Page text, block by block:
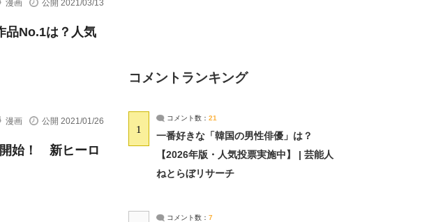
漫画 公開 2021/03/13
品No.1は？人気
漫画 公開 2021/01/26
開始！ 新ヒーロ
コメントランキング
1
コメント数： 21
一番好きな「韓国の男性俳優」は？
【2026年版・人気投票実施中】 | 芸能人
ねとらぼリサーチ
コメント数： 7